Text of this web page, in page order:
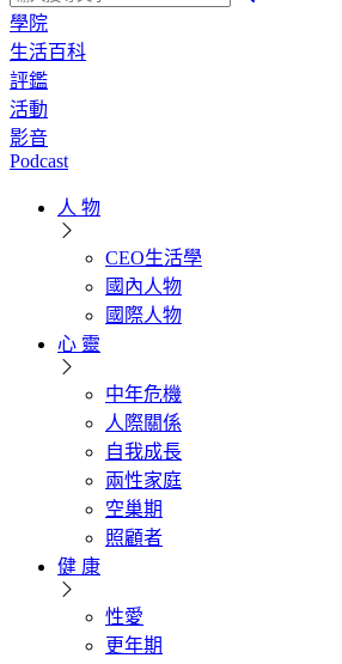
學院
生活百科
評鑑
活動
影音
Podcast
人 物
CEO生活學
國內人物
國際人物
心 靈
中年危機
人際關係
自我成長
兩性家庭
空巢期
照顧者
健 康
性愛
更年期